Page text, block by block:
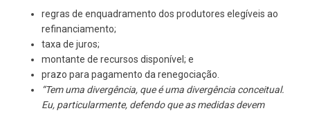
regras de enquadramento dos produtores elegíveis ao
refinanciamento;
taxa de juros;
montante de recursos disponível; e
prazo para pagamento da renegociação.
“Tem uma divergência, que é uma divergência conceitual.
Eu, particularmente, defendo que as medidas devem